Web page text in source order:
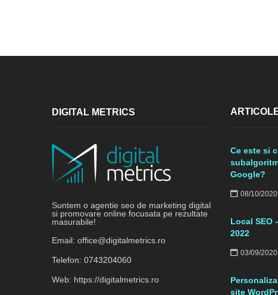
DIGITAL METRICS
Suntem o agentie seo de marketing digital
si promovare online focusata pe rezultate
masurabile!
Email: office@digitalmetrics.ro
Telefon: 0743204060
Web: https://digitalmetrics.ro
Ce este si
Google?
08/10/2020
Local SEO
2022
03/09/2020
site